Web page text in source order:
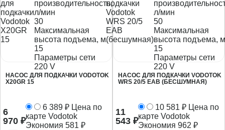
производительность,
л/мин
30
Максимальная
высота подъема, м.
15
Параметры сети
220 V
НАСОС ДЛЯ ПОДКАЧКИ VODOTOK
X20GR 15
6
970 ₽
6 389 ₽ Цена по
карте Vodotok
Экономия 581 ₽
л/мин
50
Максимальная
высота подъема,
15
Параметры сети
220 V
НАСОС ДЛЯ ПОДКАЧКИ VODOTOK
WRS 20/5 EAB (БЕСШУМНАЯ)
11
543 ₽
10 581 ₽ Цена по
карте Vodotok
Экономия 962 ₽